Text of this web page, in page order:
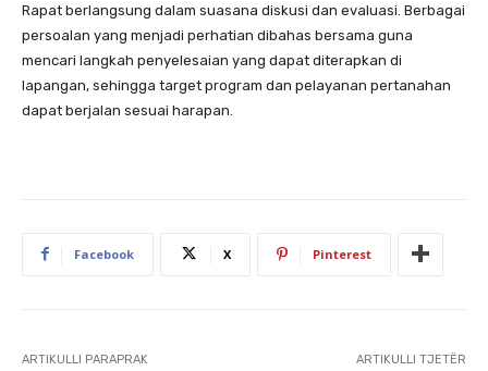
Rapat berlangsung dalam suasana diskusi dan evaluasi. Berbagai
persoalan yang menjadi perhatian dibahas bersama guna
mencari langkah penyelesaian yang dapat diterapkan di
lapangan, sehingga target program dan pelayanan pertanahan
dapat berjalan sesuai harapan.
Facebook X Pinterest
ARTIKULLI PARAPRAK ARTIKULLI TJETËR